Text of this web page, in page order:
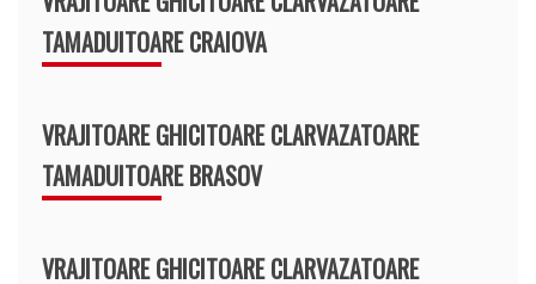
TAMADUITOARE CRAIOVA
VRAJITOARE GHICITOARE CLARVAZATOARE
TAMADUITOARE BRASOV
VRAJITOARE GHICITOARE CLARVAZATOARE